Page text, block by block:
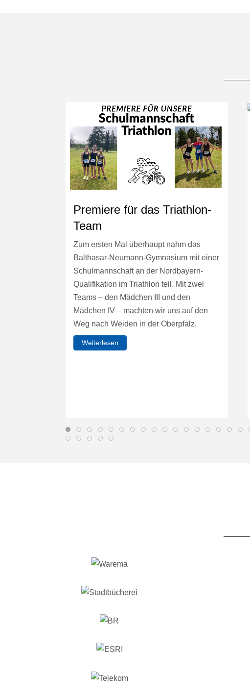
Premiere für das Triathlon-
Team
Zum ersten Mal überhaupt nahm das
Balthasar-Neumann-Gymnasium mit einer
Schulmannschaft an der Nordbayern-
Qualifikation im Triathlon teil. Mit zwei
Teams – den Mädchen III und den
Mädchen IV – machten wir uns auf den
Weg nach Weiden in der Oberpfalz.
Weiterlesen